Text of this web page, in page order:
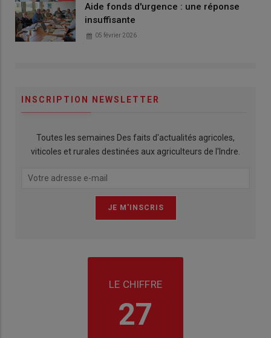
Aide fonds d'urgence : une réponse
insuffisante
05 février 2026
INSCRIPTION NEWSLETTER
Toutes les semaines Des faits d'actualités agricoles,
viticoles et rurales destinées aux agriculteurs de l'Indre.
LE CHIFFRE
27